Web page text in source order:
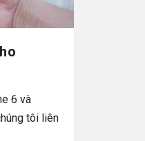
6 và
tôi liên